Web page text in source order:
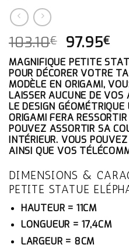
103.10€ LE
PRIX
INITIAL
ÉTAIT :
103.10€.
97.95€LE
MAGNIFIQUE PETITE
POUR DÉCORER VOTRE
MODÈLE EN ORIGAMI,
LAISSER AUCUNE DE VOS
LE DESIGN
ORIGAMI FERA
POUVEZ ASSORTIR SA
INTÉRIEUR. VOUS
AINSI QUE VOS
DIMENSIONS &
PETITE STATUE
HAUTEUR = 11CM
LONGUEUR = 17,4CM
LARGEUR = 8CM